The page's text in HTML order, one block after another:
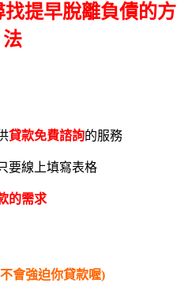
找提早脫離負債的方
法
貸款免費諮詢的服務
要線上填寫表格
的需求
會強迫你貸款喔)